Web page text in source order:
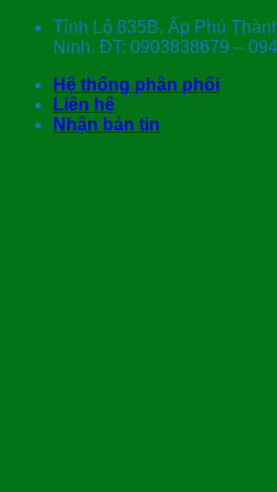
Skip
Tỉnh Lộ 835B, Ấp Phú
Ninh. ĐT: 0903838679 –
Hệ thống phân phối
Liên hệ
Nhận bản tin